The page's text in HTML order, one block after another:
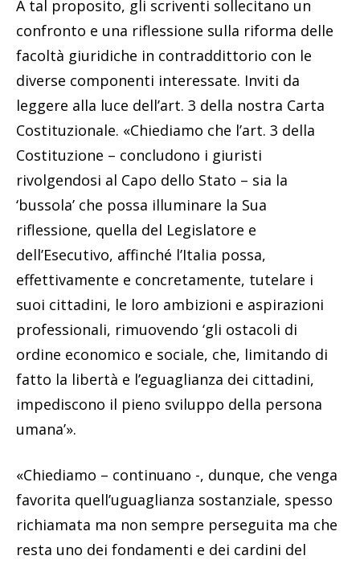
A tal proposito, gli scriventi sollecitano un
confronto e una riflessione sulla riforma delle
facoltà giuridiche in contraddittorio con le
diverse componenti interessate. Inviti da
leggere alla luce dell’art. 3 della nostra Carta
Costituzionale. «Chiediamo che l’art. 3 della
Costituzione – concludono i giuristi
rivolgendosi al Capo dello Stato – sia la
‘bussola’ che possa illuminare la Sua
riflessione, quella del Legislatore e
dell’Esecutivo, affinché l’Italia possa,
effettivamente e concretamente, tutelare i
suoi cittadini, le loro ambizioni e aspirazioni
professionali, rimuovendo ‘gli ostacoli di
ordine economico e sociale, che, limitando di
fatto la libertà e l’eguaglianza dei cittadini,
impediscono il pieno sviluppo della persona
umana’».
«Chiediamo – continuano -, dunque, che venga
favorita quell’uguaglianza sostanziale, spesso
richiamata ma non sempre perseguita ma che
resta uno dei fondamenti e dei cardini del